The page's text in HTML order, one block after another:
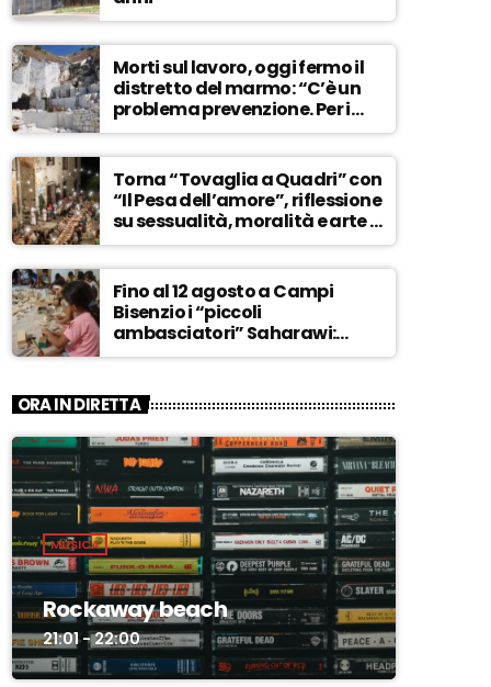
Morti sul lavoro, oggi fermo il
distretto del marmo: “C’è un
problema prevenzione. Per i
controlli, un solo ispettore” –
ASCOLTA
Torna “Tovaglia a Quadri” con
“Il Pesa dell’amore”, riflessione
su sessualità, moralità e arte –
ASCOLTA
Fino al 12 agosto a Campi
Bisenzio i “piccoli
ambasciatori” Saharawi:
“Sostenere la loro causa,
invadente” – ASCOLTA
ORA IN DIRETTA
MUSICA
Rockaway beach
21:01 - 22:00